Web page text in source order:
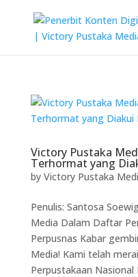
Victory Pustaka
Terhormat yang
by Victory Pustaka
Penulis: Santosa
Media Dalam Daftar
Perpusnas Kabar
Media! Kami telah
Perpustakaan Nasional